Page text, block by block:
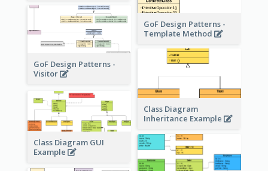
GoF Design Patterns -
Template Method
GoF Design Patterns -
Visitor
Class Diagram
Inheritance Example
Class Diagram GUI
Example